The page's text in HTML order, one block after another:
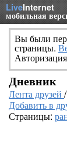
LiveInternet
мобильная
Вы были
страницы.
Дневник
Лента друзей /
Добавить в
Страницы: